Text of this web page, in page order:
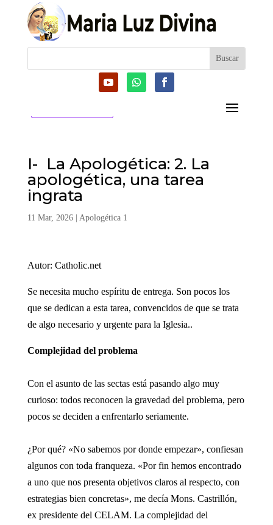
I- La Apologética: 2. La
apologética, una tarea
ingrata
11 Mar, 2026| Apologética 1
Autor: Catholic.net
Se necesita mucho espíritu de entrega. Son pocos los
que se dedican a esta tarea, convencidos de que se trata
de algo necesario y urgente para la Iglesia..
Complejidad del problema
Con el asunto de las sectas está pasando algo muy
curioso: todos reconocen la gravedad del problema, pero
pocos se deciden a enfrentarlo seriamente.
¿Por qué? «No sabemos por donde empezar», confiesan
algunos con toda franqueza. «Por fin hemos encontrado
a uno que nos presenta objetivos claros al respecto, con
estrategias bien concretas», me decía Mons. Castrillón,
ex presidente del CELAM. La complejidad del